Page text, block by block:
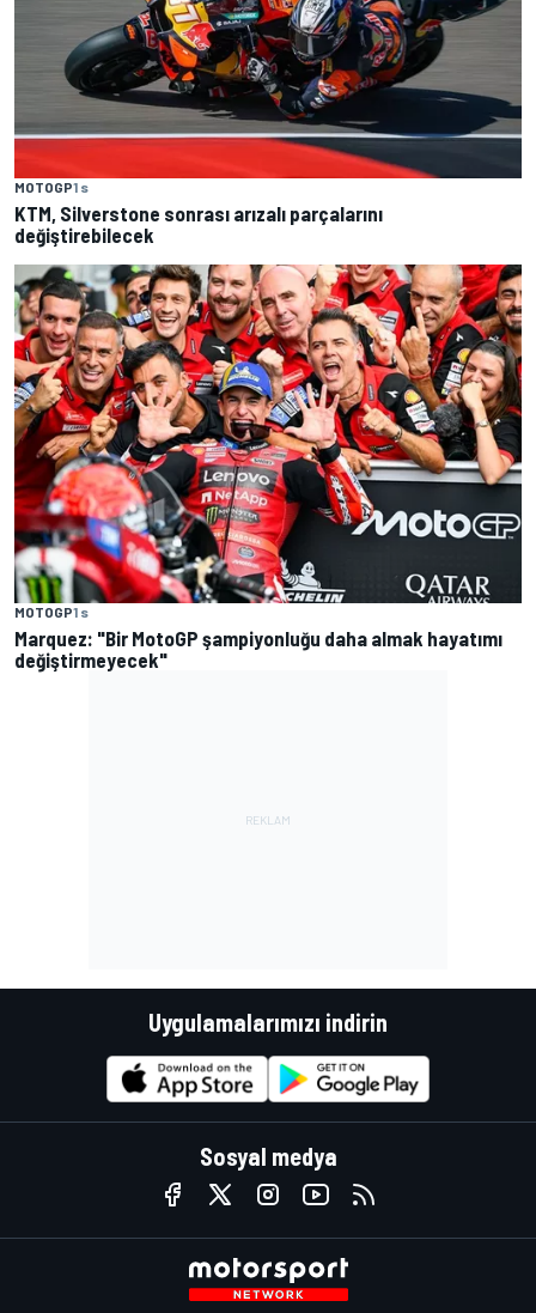
MOTOGP1 s
KTM, Silverstone sonrası arızalı parçalarını
değiştirebilecek
MOTOGP1 s
Marquez: "Bir MotoGP şampiyonluğu daha almak hayatımı
değiştirmeyecek"
Uygulamalarımızı indirin
Sosyal medya